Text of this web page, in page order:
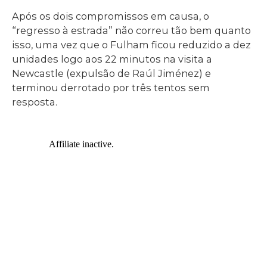
Após os dois compromissos em causa, o
“regresso à estrada” não correu tão bem quanto
isso, uma vez que o Fulham ficou reduzido a dez
unidades logo aos 22 minutos na visita a
Newcastle (expulsão de Raúl Jiménez) e
terminou derrotado por três tentos sem
resposta.